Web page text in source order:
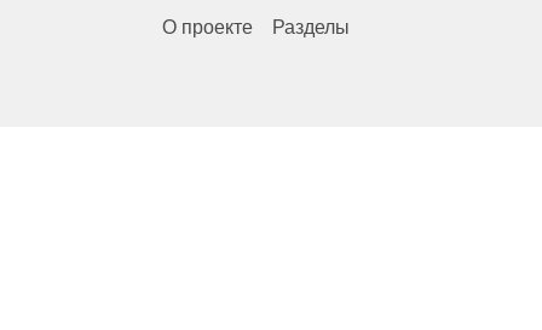
О проекте Разделы